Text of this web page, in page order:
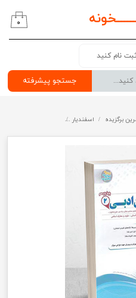
خونه
جستجو پیشرفته
ثبت نام کنید
۰
برگزیده اسفندیار